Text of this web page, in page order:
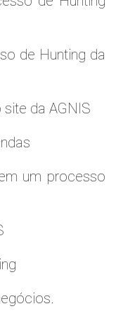
de Hunting da
da AGNIS
um processo